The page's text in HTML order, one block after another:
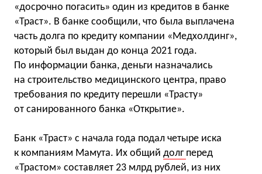
«досрочно погасить» один из кредитов в банке
«Траст». В банке сообщили, что была выплачена
часть долга по кредиту компании «Медхолдинг»,
который был выдан до конца 2021 года.
По информации банка, деньги назначались
на строительство медицинского центра, право
требования по кредиту перешли «Трасту»
от санированного банка «Открытие».
Банк «Траст» с начала года подал четыре иска
к компаниям Мамута. Их общий долг перед
«Трастом» составляет 23 млрд рублей, из них